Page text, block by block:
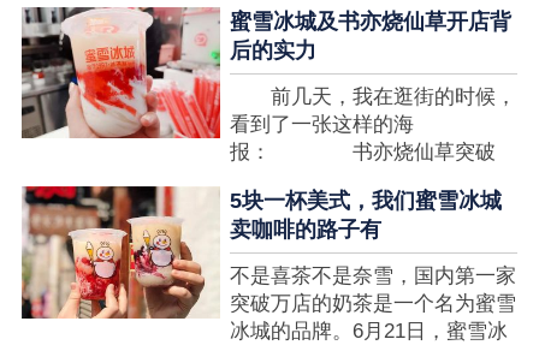
有运营不小心便会被取代，由于
受年青人的喜爱，再加全国人民
的经济发展水准提升，奶茶饮品
行业发展趋势快速，因此 这一
制造行业有着十分....
蜜雪冰城及书亦烧仙草开店背
后的实力
前几天，我在逛街的时候，
看到了一张这样的海
报： 书亦烧仙草突破
了，这个连名字都没怎么听过的
奶茶店，怎么就悄咪咪地开了这
么多家了？ 也许大家对
5000 家店是什么量级没什么概
念，我来给对....
5块一杯美式，我们蜜雪冰城
卖咖啡的路子有
不是喜茶不是奈雪，国内第一家
突破万店的奶茶是一个名为蜜雪
冰城的品牌。6月21日，蜜雪冰